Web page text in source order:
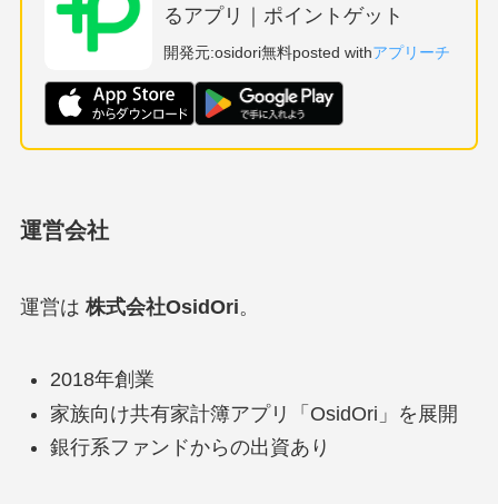
るアプリ｜ポイントゲット
開発元:osidori無料posted withアプリーチ
運営会社
運営は 株式会社OsidOri。
2018年創業
家族向け共有家計簿アプリ「OsidOri」を展開
銀行系ファンドからの出資あり